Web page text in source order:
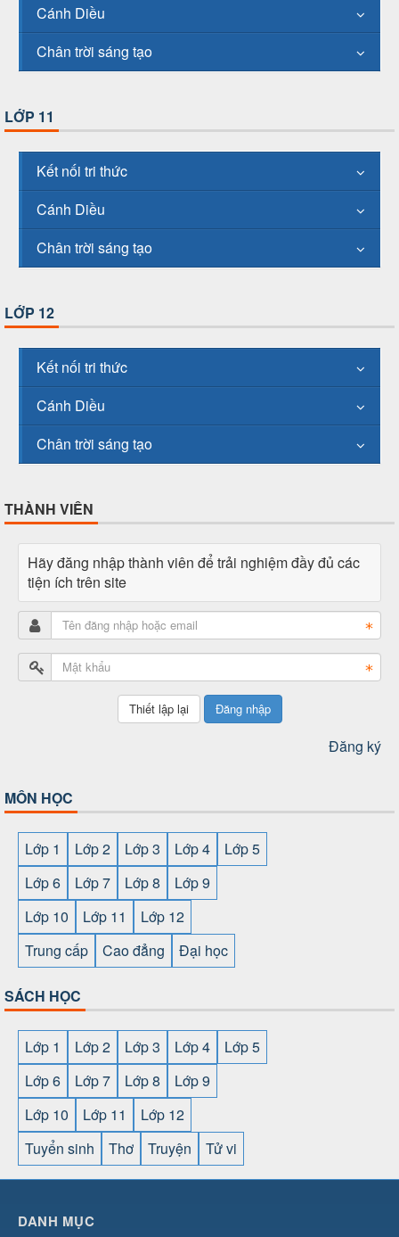
Cánh Diều
Chân trời sáng tạo
LỚP 11
Kết nối tri thức
Cánh Diều
Chân trời sáng tạo
LỚP 12
Kết nối tri thức
Cánh Diều
Chân trời sáng tạo
THÀNH VIÊN
Hãy đăng nhập thành viên để trải nghiệm đầy đủ các
tiện ích trên site
Đăng nhập
Đăng ký
MÔN HỌC
Lớp 1 Lớp 2 Lớp 3 Lớp 4
Lớp 5
Lớp 6
Lớp 7 Lớp 8
Lớp 9
Lớp 10
Lớp 11
Lớp 12
Trung cấp
Cao đẳng Đại học
SÁCH HỌC
Lớp 1 Lớp 2 Lớp 3 Lớp 4
Lớp 5
Lớp 6
Lớp 7 Lớp 8
Lớp 9
Lớp 10
Lớp 11
Lớp 12
Tuyển sinh
Thơ Truyện Tử vi
cái OPEN88⇔
DANH MỤC